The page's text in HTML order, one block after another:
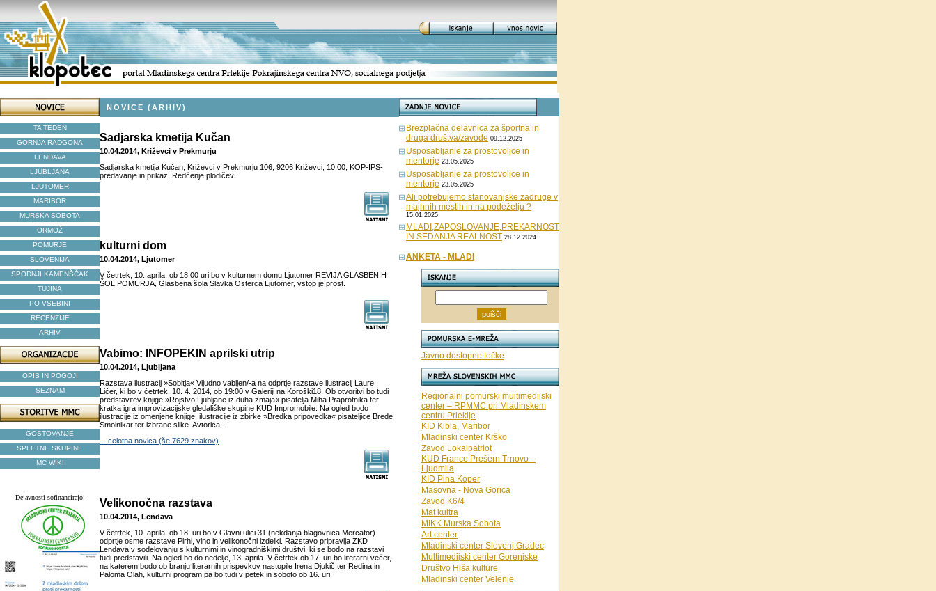
TA TEDEN
GORNJA RADGONA
LENDAVA
LJUBLJANA
LJUTOMER
MARIBOR
MURSKA SOBOTA
ORMOŽ
POMURJE
SLOVENIJA
SPODNJI KAMENŠČAK
TUJINA
PO VSEBINI
RECENZIJE
ARHIV
OPIS IN POGOJI
SEZNAM
GOSTOVANJE
SPLETNE SKUPINE
MC WIKI
Dejavnosti sofinancirajo:
NOVICE (ARHIV)
Sadjarska kmetija Kučan
10.04.2014, Križevci v Prekmurju
Sadjarska kmetija Kučan, Križevci v Prekmurju 106, 9206 Križevci, 10.00, KOP-IPS-
predavanje in prikaz, Redčenje plodičev.
kulturni dom
10.04.2014, Ljutomer
V četrtek, 10. aprila, ob 18.00 uri bo v kulturnem domu Ljutomer REVIJA GLASBENIH
ŠOL POMURJA, Glasbena šola Slavka Osterca Ljutomer, vstop je prost.
Vabimo: INFOPEKIN aprilski utrip
10.04.2014, Ljubljana
Razstava ilustracij »Sobitja« Vljudno vabljen/-a na odprtje razstave ilustracij Laure
Ličer, ki bo v četrtek, 10. 4. 2014, ob 19:00 v Galeriji na Koroški18. Ob otvoritvi bo tudi
predstavitev knjige »Rojstvo Ljubljane iz duha zmaja« pisatelja Miha Praprotnika ter
kratka igra improvizacijske gledališke skupine KUD Impromobile. Na ogled bodo
ilustracije iz omenjene knjige, ilustracije iz zbirke »Bredka pripovedka« pisateljice Brede
Smolnikar ter izbrane slike. Avtorica ...
... celotna novica (še 7629 znakov)
Velikonočna razstava
10.04.2014, Lendava
V četrtek, 10. aprila, ob 18. uri bo v Glavni ulici 31 (nekdanja blagovnica Mercator)
odprtje osme razstave Pirhi, vino in velikonočni izdelki. Razstavo pripravlja ZKD
Lendava v sodelovanju s kulturnimi in vinogradniškimi društvi, ki se bodo na razstavi
tudi predstavili. Na ogled bo do nedelje, 13. aprila. V četrtek ob 17. uri bo literarni večer,
na katerem bodo ob branju literarnih prispevkov nastopile Irena Djukič ter Redina in
Paloma Olah, kulturni program pa bo tudi v petek in soboto ob 16. uri.
Brezplačna delavnica za športna in
druga društva/zavode 09.12.2025
Usposabljanje za prostovoljce in
mentorje 23.05.2025
Usposabljanje za prostovoljce in
mentorje 23.05.2025
Ali potrebujemo stanovanjske zadruge v
majhnih mestih in na podeželju ?
15.01.2025
MLADI,ZAPOSLOVANJE,PREKARNOST
IN SEDANJA REALNOST 28.12.2024
ANKETA - MLADI
Javno dostopne točke
Regionalni pomurski multimedijski
center – RPMMC pri Mladinskem
centru Prlekije
KID Kibla, Maribor
Mladinski center Krško
Zavod Lokalpatriot
KUD France Prešern Trnovo –
Ljudmila
KID Pina Koper
Masovna - Nova Gorica
Zavod K6/4
Mat kultra
MIKK Murska Sobota
Art center
Mladinski center Slovenj Gradec
Multimedijski center Gorenjske
Društvo Hiša kulture
Mladinski center Velenje